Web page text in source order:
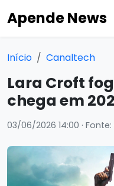
Apende News
Início Canaltech
Lara Croft
chega em
03/06/2026 14:00 · Fonte: